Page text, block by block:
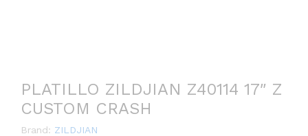
PLATILLO ZILDJIAN Z40114 17″ Z
CUSTOM CRASH
Brand: ZILDJIAN